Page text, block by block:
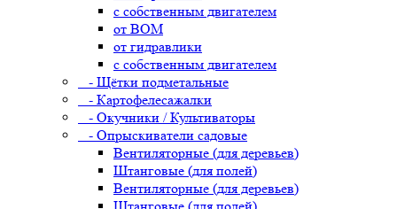
с собственным двигателем
от ВОМ
от гидравлики
с собственным двигателем
- Щётки подметальные
- Картофелесажалки
- Окучники / Культиваторы
- Опрыскиватели садовые
Вентиляторные (для деревьев)
Штанговые (для полей)
Вентиляторные (для деревьев)